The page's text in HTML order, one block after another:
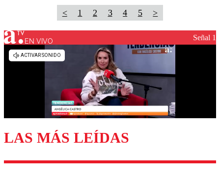
< 1 2 3 4 5 >
EN VIVO Señal 1
LAS MÁS LEÍDAS